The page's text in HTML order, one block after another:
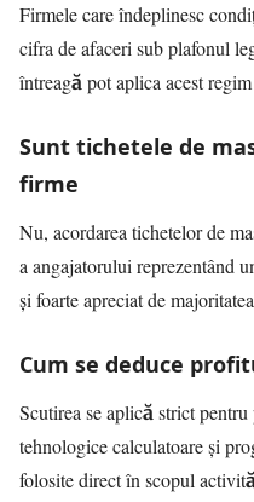
Firmele care îndeplinesc
cifra de afaceri sub plafonul
întreagă pot aplica acest
Sunt tichetele de
firme
Nu, acordarea tichetelor de
a angajatorului reprezentând
și foarte apreciat de
Cum se deduce
Scutirea se aplică strict
tehnologice calculatoare și
folosite direct în scopul